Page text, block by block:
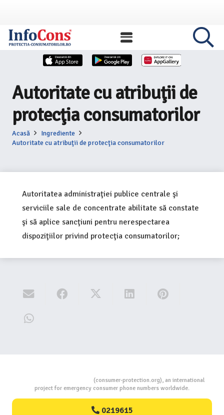
Autoritate cu atribuţii de
protecţia consumatorilor
Acasă
Ingrediente
Autoritate cu atribuţii de protecţia consumatorilor
Autoritatea administraţiei publice centrale şi
serviciile sale de concentrate abilitate să constate
şi să aplice sancţiuni pentru nerespectarea
dispoziţiilor privind protecţia consumatorilor;
(consumer-protection.org), an international
project for emergency consumer phone numbers worldwide.
0219615